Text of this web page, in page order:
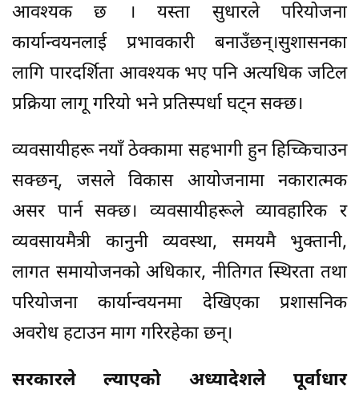
आवश्यक छ । यस्ता सुधारले परियोजना
कार्यान्वयनलाई प्रभावकारी बनाउँछन्।सुशासनका
लागि पारदर्शिता आवश्यक भए पनि अत्यधिक जटिल
प्रक्रिया लागू गरियो भने प्रतिस्पर्धा घट्न सक्छ।
व्यवसायीहरू नयाँ ठेक्कामा सहभागी हुन हिच्किचाउन
सक्छन्, जसले विकास आयोजनामा नकारात्मक
असर पार्न सक्छ। व्यवसायीहरूले व्यावहारिक र
व्यवसायमैत्री कानुनी व्यवस्था, समयमै भुक्तानी,
लागत समायोजनको अधिकार, नीतिगत स्थिरता तथा
परियोजना कार्यान्वयनमा देखिएका प्रशासनिक
अवरोध हटाउन माग गरिरहेका छन्।
सरकारले ल्याएको अध्यादेशले पूर्वाधार